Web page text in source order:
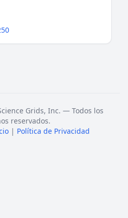
Grids, Inc. — Todos los
reservados.
| Política de Privacidad